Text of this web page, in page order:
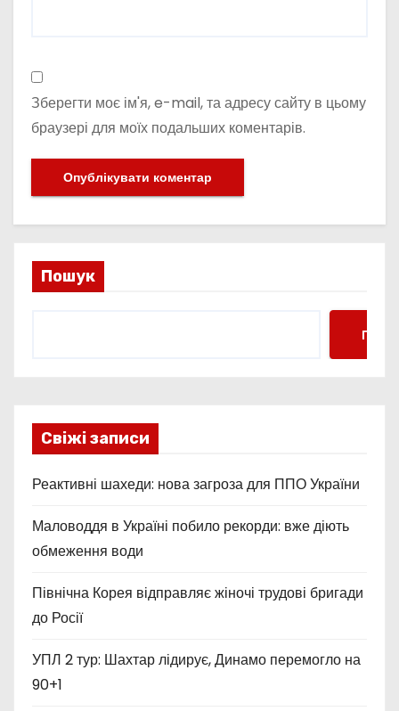
Зберегти моє ім'я, e-mail, та адресу сайту в цьому
браузері для моїх подальших коментарів.
Пошук
Свіжі записи
Реактивні шахеди: нова загроза для ППО України
Маловоддя в Україні побило рекорди: вже діють
обмеження води
Північна Корея відправляє жіночі трудові бригади
до Росії
УПЛ 2 тур: Шахтар лідирує, Динамо перемогло на
90+1